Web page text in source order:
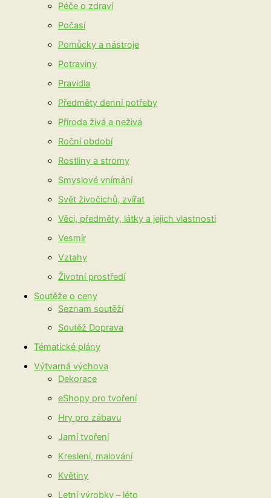
Péče o zdraví
Počasí
Pomůcky a nástroje
Potraviny
Pravidla
Předměty denní potřeby
Příroda živá a neživá
Roční období
Rostliny a stromy
Smyslové vnímání
Svět živočichů, zvířat
Věci, předměty, látky a jejich vlastnosti
Vesmír
Vztahy
Životní prostředí
Soutěže o ceny
Seznam soutěží
Soutěž Doprava
Tématické plány
Výtvarná výchova
Dekorace
eShopy pro tvoření
Hry pro zábavu
Jarní tvoření
Kreslení, malování
Květiny
Letní výrobky – léto